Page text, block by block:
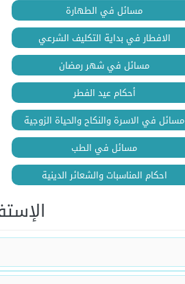
مسائل في الطهارة
الافطار في بداية التكليف الشرعي
مسائل في شهر رمضان
أحكام عيد الفطر
مسائل في الاسرة والنكاح والحياة الزوجية
مسائل في الطب
احكام المناسبات والشعائر الدينية